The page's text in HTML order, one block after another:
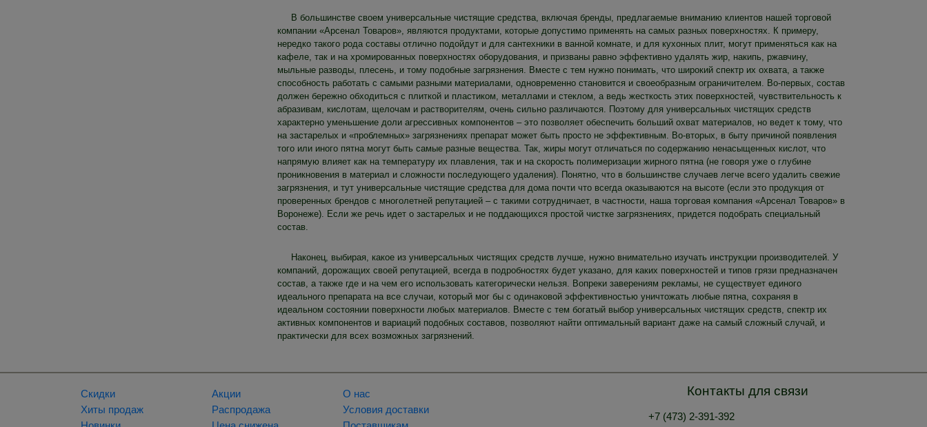
В большинстве своем универсальные чистящие средства, включая бренды, предлагаемые вниманию клиентов нашей торговой
компании «Арсенал Товаров», являются продуктами, которые допустимо применять на самых разных поверхностях. К примеру,
нередко такого рода составы отлично подойдут и для сантехники в ванной комнате, и для кухонных плит, могут применяться как на
кафеле, так и на хромированных поверхностях оборудования, и призваны равно эффективно удалять жир, накипь, ржавчину,
мыльные разводы, плесень, и тому подобные загрязнения. Вместе с тем нужно понимать, что широкий спектр их охвата, а также
способность работать с самыми разными материалами, одновременно становится и своеобразным ограничителем. Во-первых, состав
должен бережно обходиться с плиткой и пластиком, металлами и стеклом, а ведь жесткость этих поверхностей, чувствительность к
абразивам, кислотам, щелочам и растворителям, очень сильно различаются. Поэтому для универсальных чистящих средств
характерно уменьшение доли агрессивных компонентов – это позволяет обеспечить больший охват материалов, но ведет к тому, что
на застарелых и «проблемных» загрязнениях препарат может быть просто не эффективным. Во-вторых, в быту причиной появления
того или иного пятна могут быть самые разные вещества. Так, жиры могут отличаться по содержанию ненасыщенных кислот, что
напрямую влияет как на температуру их плавления, так и на скорость полимеризации жирного пятна (не говоря уже о глубине
проникновения в материал и сложности последующего удаления). Понятно, что в большинстве случаев легче всего удалить свежие
загрязнения, и тут универсальные чистящие средства для дома почти что всегда оказываются на высоте (если это продукция от
проверенных брендов с многолетней репутацией – с такими сотрудничает, в частности, наша торговая компания «Арсенал Товаров» в
Воронеже). Если же речь идет о застарелых и не поддающихся простой чистке загрязнениях, придется подобрать специальный
состав.
Наконец, выбирая, какое из универсальных чистящих средств лучше, нужно внимательно изучать инструкции производителей. У
компаний, дорожащих своей репутацией, всегда в подробностях будет указано, для каких поверхностей и типов грязи предназначен
состав, а также где и на чем его использовать категорически нельзя. Вопреки заверениям рекламы, не существует единого
идеального препарата на все случаи, который мог бы с одинаковой эффективностью уничтожать любые пятна, сохраняя в
идеальном состоянии поверхности любых материалов. Вместе с тем богатый выбор универсальных чистящих средств, спектр их
активных компонентов и вариаций подобных составов, позволяют найти оптимальный вариант даже на самый сложный случай, и
практически для всех возможных загрязнений.
Скидки
Хиты продаж
Акции
Распродажа
О нас
Условия доставки
Контакты для связи
+7 (473) 2-391-392